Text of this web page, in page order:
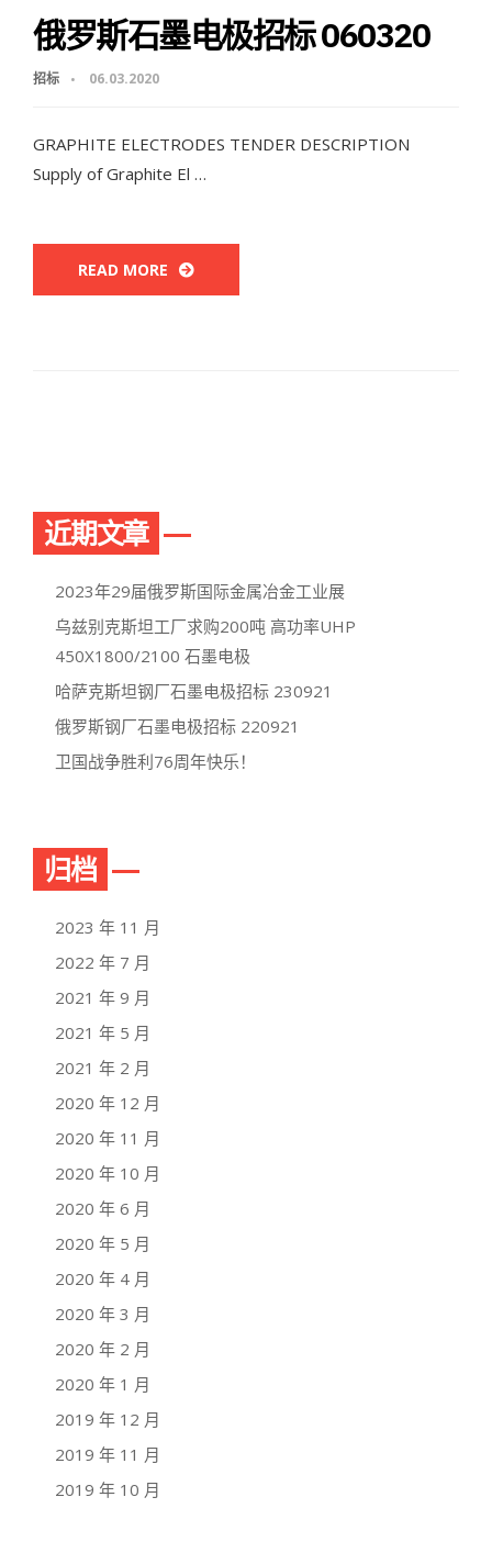
俄罗斯石墨电极招标 060320
招标 06.03.2020
GRAPHITE ELECTRODES TENDER DESCRIPTION
Supply of Graphite El …
READ MORE
近期文章
2023年29届俄罗斯国际金属冶金工业展
乌兹别克斯坦工厂求购200吨 高功率UHP
450X1800/2100 石墨电极
哈萨克斯坦钢厂石墨电极招标 230921
俄罗斯钢厂石墨电极招标 220921
卫国战争胜利76周年快乐！
归档
2023 年 11 月
2022 年 7 月
2021 年 9 月
2021 年 5 月
2021 年 2 月
2020 年 12 月
2020 年 11 月
2020 年 10 月
2020 年 6 月
2020 年 5 月
2020 年 4 月
2020 年 3 月
2020 年 2 月
2020 年 1 月
2019 年 12 月
2019 年 11 月
2019 年 10 月